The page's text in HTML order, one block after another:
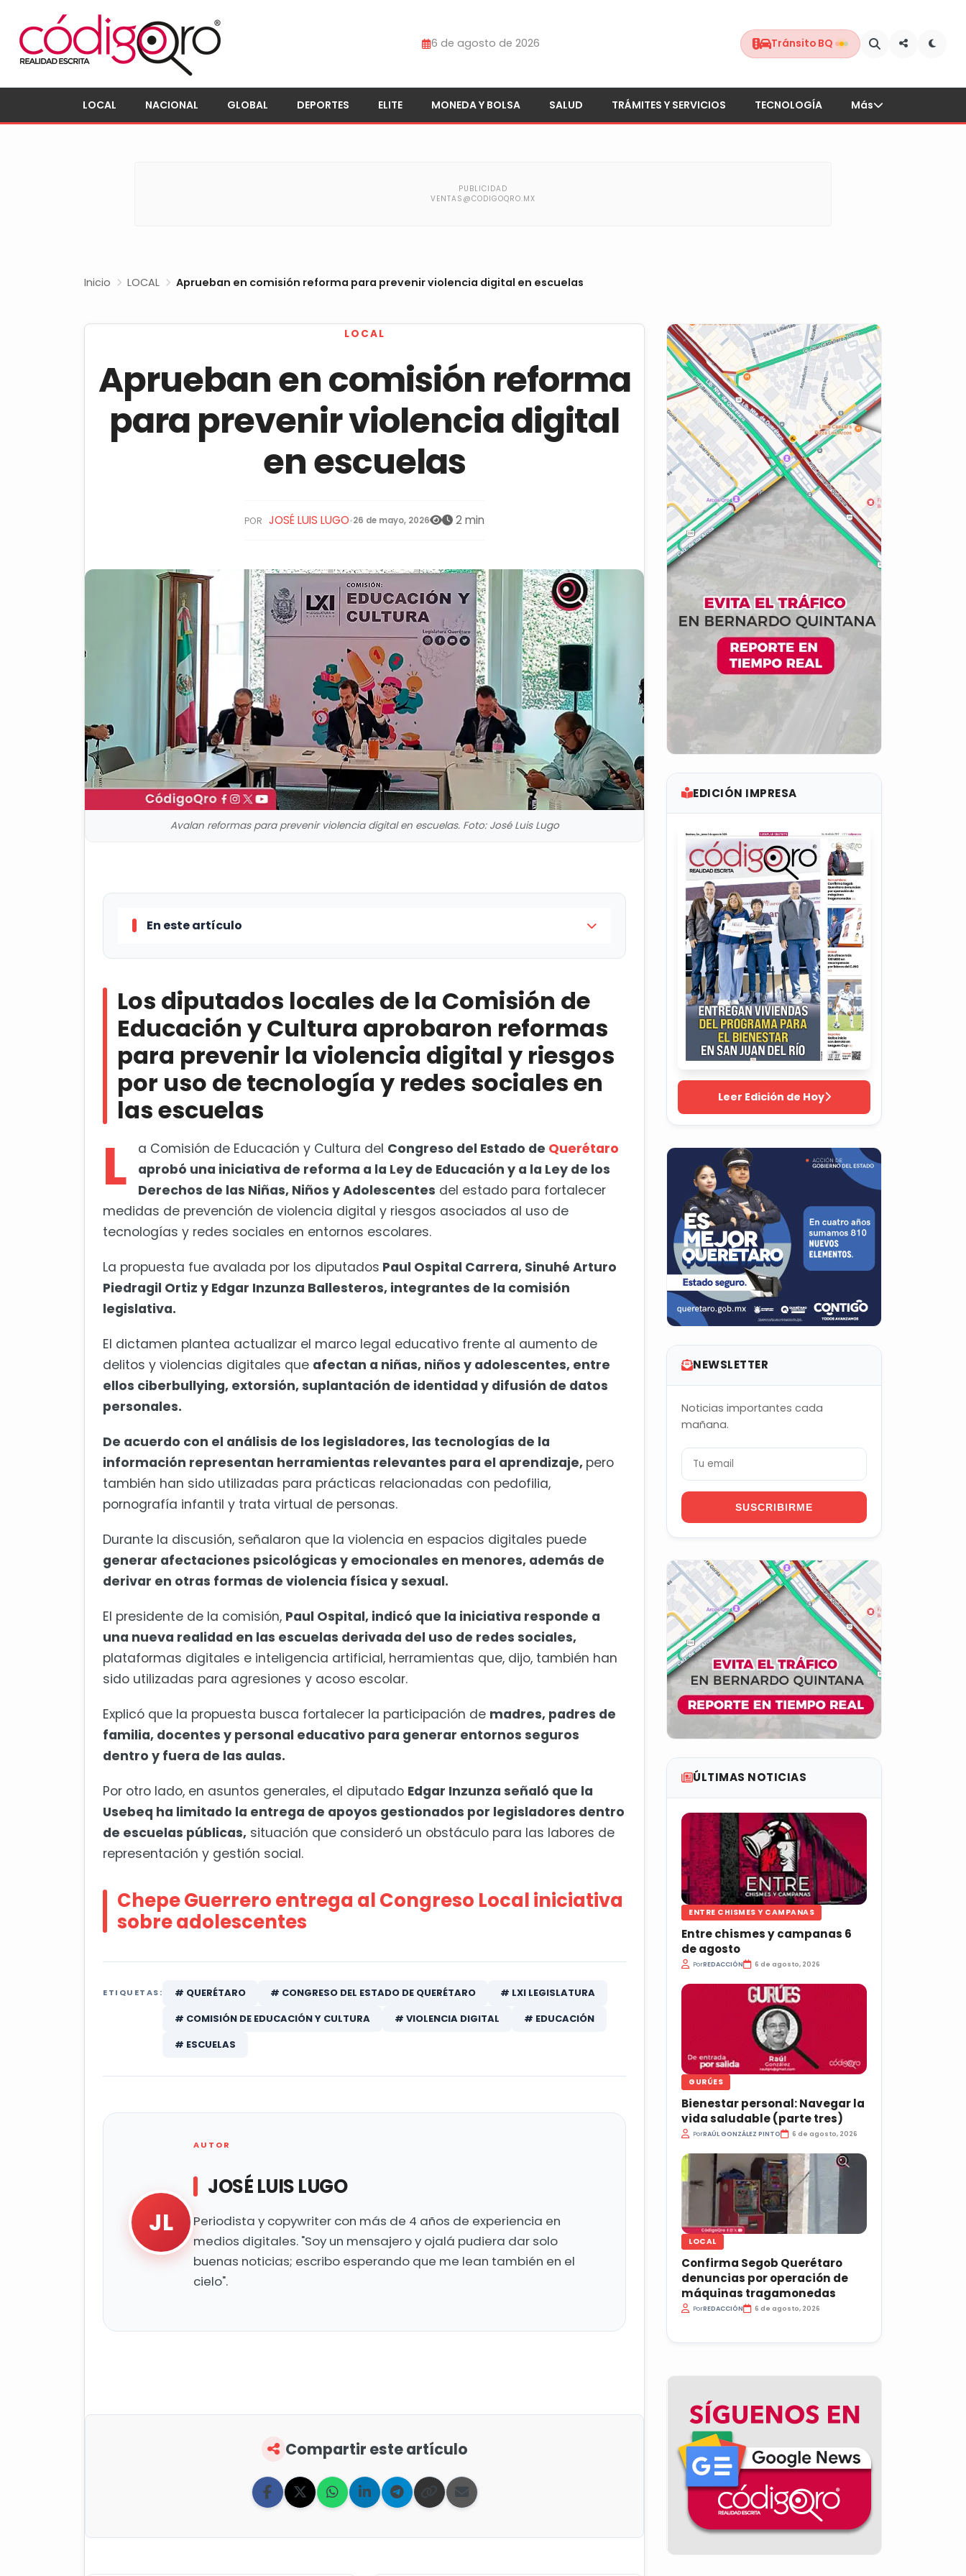
6 de agosto de 2026 Tránsito BQ
LOCAL NACIONAL GLOBAL DEPORTES ELITE MONEDA Y BOLSA SALUD TRÁMITES Y SERVICIOS TECNOLOGÍA Más
Inicio LOCAL Aprueban en comisión reforma para prevenir violencia digital en escuelas
LOCAL
Aprueban en comisión reforma
para prevenir violencia digital
en escuelas
POR JOSÉ LUIS LUGO•26 de mayo, 2026 2 min
Avalan reformas para prevenir violencia digital en escuelas. Foto: José Luis Lugo
En este artículo
escuelas
Chepe Guerrero entrega al Congreso Local iniciativa sobre adolescentes
Los diputados locales de la Comisión de
Educación y Cultura aprobaron reformas
para prevenir la violencia digital y riesgos
por uso de tecnología y redes sociales en
las escuelas
L a Comisión de Educación y Cultura del Congreso del Estado de Querétaro
aprobó una iniciativa de reforma a la Ley de Educación y a la Ley de los
Derechos de las Niñas, Niños y Adolescentes del estado para fortalecer
medidas de prevención de violencia digital y riesgos asociados al uso de
tecnologías y redes sociales en entornos escolares.
La propuesta fue avalada por los diputados Paul Ospital Carrera, Sinuhé Arturo
Piedragil Ortiz y Edgar Inzunza Ballesteros, integrantes de la comisión
legislativa.
El dictamen plantea actualizar el marco legal educativo frente al aumento de
delitos y violencias digitales que afectan a niñas, niños y adolescentes, entre
ellos ciberbullying, extorsión, suplantación de identidad y difusión de datos
personales.
De acuerdo con el análisis de los legisladores, las tecnologías de la
información representan herramientas relevantes para el aprendizaje, pero
también han sido utilizadas para prácticas relacionadas con pedofilia,
pornografía infantil y trata virtual de personas.
Durante la discusión, señalaron que la violencia en espacios digitales puede
generar afectaciones psicológicas y emocionales en menores, además de
derivar en otras formas de violencia física y sexual.
El presidente de la comisión, Paul Ospital, indicó que la iniciativa responde a
una nueva realidad en las escuelas derivada del uso de redes sociales,
plataformas digitales e inteligencia artificial, herramientas que, dijo, también han
sido utilizadas para agresiones y acoso escolar.
Explicó que la propuesta busca fortalecer la participación de madres, padres de
familia, docentes y personal educativo para generar entornos seguros
dentro y fuera de las aulas.
Por otro lado, en asuntos generales, el diputado Edgar Inzunza señaló que la
Usebeq ha limitado la entrega de apoyos gestionados por legisladores dentro
de escuelas públicas, situación que consideró un obstáculo para las labores de
representación y gestión social.
Chepe Guerrero entrega al Congreso Local iniciativa
sobre adolescentes
ETIQUETAS: # QUERÉTARO # CONGRESO DEL ESTADO DE QUERÉTARO
# LXI LEGISLATURA
# COMISIÓN DE EDUCACIÓN Y CULTURA
# VIOLENCIA DIGITAL
# EDUCACIÓN
# ESCUELAS
JL
AUTOR
JOSÉ LUIS LUGO
Periodista y copywriter con más de 4 años de experiencia en
medios digitales. "Soy un mensajero y ojalá pudiera dar solo
buenas noticias; escribo esperando que me lean también en el
cielo".
Compartir este artículo
EDICIÓN IMPRESA
Leer Edición de Hoy
NEWSLETTER
Noticias importantes cada
mañana.
SUSCRIBIRME
ÚLTIMAS NOTICIAS
ENTRE CHISMES Y CAMPANAS
Entre chismes y campanas 6
de agosto
PorREDACCIÓN 6 de agosto, 2026
GURÚES
Bienestar personal: Navegar la
vida saludable (parte tres)
PorRAÚL GONZÁLEZ PINTO 6 de agosto, 2026
LOCAL
Confirma Segob Querétaro
denuncias por operación de
máquinas tragamonedas
PorREDACCIÓN 6 de agosto, 2026